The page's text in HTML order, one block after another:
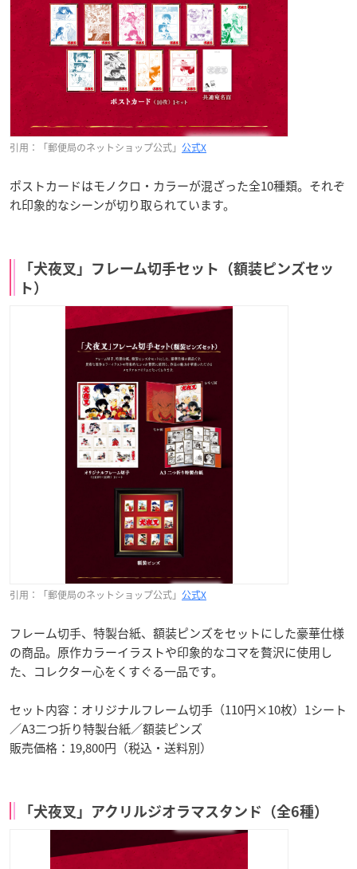
引用：「郵便局のネットショップ公式」 公式X
ポストカードはモノクロ・カラーが混ざった全10種類。それぞ
れ印象的なシーンが切り取られています。
「犬夜叉」フレーム切手セット（額装ピンズセッ
ト）
引用：「郵便局のネットショップ公式」 公式X
フレーム切手、特製台紙、額装ピンズをセットにした豪華仕様
の商品。原作カラーイラストや印象的なコマを贅沢に使用し
た、コレクター心をくすぐる一品です。
セット内容：オリジナルフレーム切手（110円×10枚）1シート
／A3二つ折り特製台紙／額装ピンズ
販売価格：19,800円（税込・送料別）
「犬夜叉」アクリルジオラマスタンド（全6種）